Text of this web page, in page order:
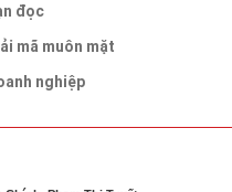
đọc
mã muôn mặt
nghiệp